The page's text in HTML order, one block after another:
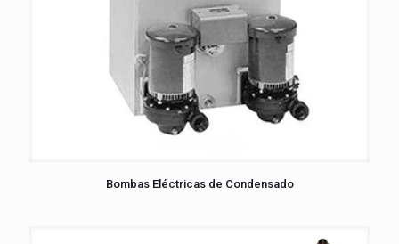
Bombas Eléctricas de Condensado